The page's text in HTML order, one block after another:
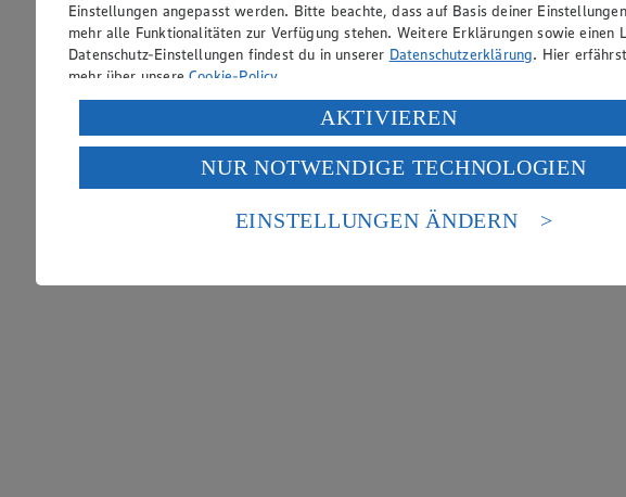
Einstellungen angepasst werden. Bitte beachte, dass auf Basis deiner
mehr alle Funktionalitäten zur Verfügung stehen. Weitere Erklärungen sowie einen
Datenschutz-Einstellungen findest du in unserer Datenschutzerklärung. Hier
mehr über unsereCookie-Policy.
Verarbeitung deiner personenbezogenen Daten in den USA durch Facebook und
Wenn du auf „Aktivieren“ klickst, willigst du im Sinne des Art. 49 Abs. 1 Satz 1 lit.
ein, dass deine Daten in den USA verarbeitet werden. Der EuGH sieht die USA als
einem nach europäischen Standards nicht angemessenen Datenschutzniveau an. Es
Risiko eines Zugriffs durch US-amerikanische Behörden.
AKTIVIEREN
NUR NOTWENDIGE TECHNOLOGIEN
EINSTELLUNGEN ÄNDERN